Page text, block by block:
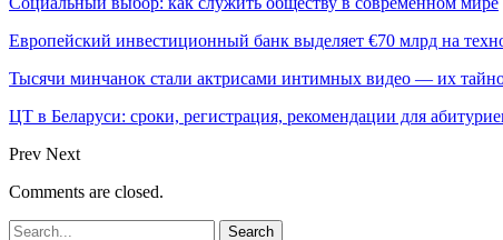
Европейский инвестиционный банк выделяет €70 млрд на
Тысячи минчанок стали актрисами интимных видео — их
ЦТ в Беларуси: сроки, регистрация, рекомендации для
Prev Next
Comments are closed.